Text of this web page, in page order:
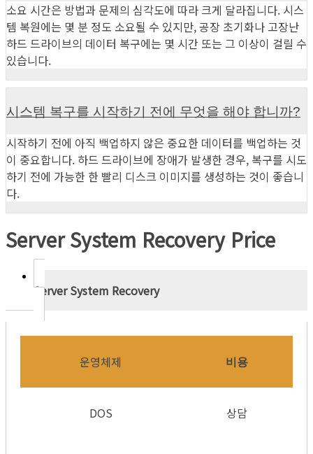
소요 시간은 방법과 문제의 심각도에 따라 크게 달라집니다. 시스
템 복원에는 몇 분 정도 소요될 수 있지만, 공장 초기화나 고장난
하드 드라이브의 데이터 복구에는 몇 시간 또는 그 이상이 걸릴 수
있습니다.
시스템 복구를 시작하기 전에 무엇을 해야 합니까?
시작하기 전에 아직 백업하지 않은 중요한 데이터를 백업하는 것
이 중요합니다. 하드 드라이브에 장애가 발생한 경우, 복구를 시도
하기 전에 가능한 한 빨리 디스크 이미지를 생성하는 것이 좋습니
다.
Server System Recovery Price
Server System Recovery
운영체제 비용
DOS 상담